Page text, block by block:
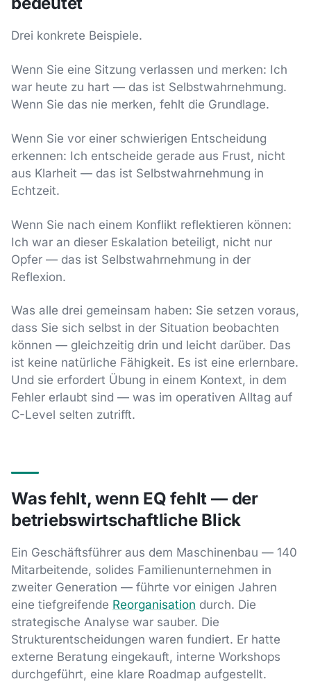
Drei konkrete Beispiele.
Wenn Sie eine Sitzung verlassen und merken: Ich
war heute zu hart — das ist Selbstwahrnehmung.
Wenn Sie das nie merken, fehlt die Grundlage.
Wenn Sie vor einer schwierigen Entscheidung
erkennen: Ich entscheide gerade aus Frust, nicht
aus Klarheit — das ist Selbstwahrnehmung in
Echtzeit.
Wenn Sie nach einem Konflikt reflektieren können:
Ich war an dieser Eskalation beteiligt, nicht nur
Opfer — das ist Selbstwahrnehmung in der
Reflexion.
Was alle drei gemeinsam haben: Sie setzen voraus,
dass Sie sich selbst in der Situation beobachten
können — gleichzeitig drin und leicht darüber. Das
ist keine natürliche Fähigkeit. Es ist eine erlernbare.
Und sie erfordert Übung in einem Kontext, in dem
Fehler erlaubt sind — was im operativen Alltag auf
C-Level selten zutrifft.
Was fehlt, wenn EQ fehlt — der
betriebswirtschaftliche Blick
Ein Geschäftsführer aus dem Maschinenbau — 140
Mitarbeitende, solides Familienunternehmen in
zweiter Generation — führte vor einigen Jahren
eine tiefgreifende Reorganisation durch. Die
strategische Analyse war sauber. Die
Strukturentscheidungen waren fundiert. Er hatte
externe Beratung eingekauft, interne Workshops
durchgeführt, eine klare Roadmap aufgestellt.